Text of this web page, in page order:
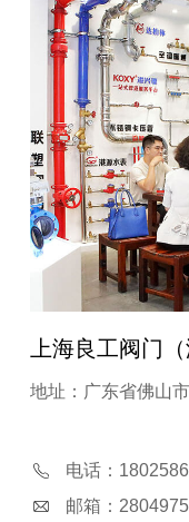
上海良工阀门
地址：广东省佛山
电话：
邮箱：